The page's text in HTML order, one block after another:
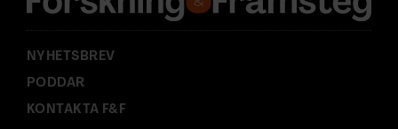
:
NYHETSBREV
PODDAR
KONTAKTA F&F